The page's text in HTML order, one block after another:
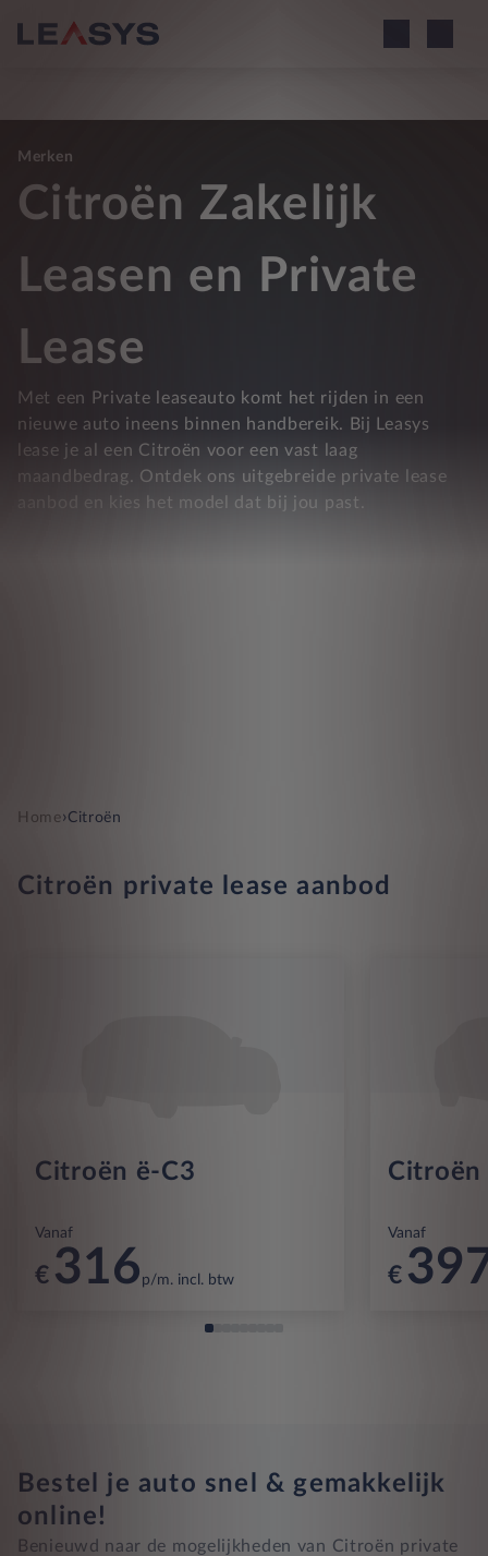
Merken
Citroën Zakelijk
Leasen en Private
Lease
Met een Private leaseauto komt het rijden in een
nieuwe auto ineens binnen handbereik. Bij Leasys
lease je al een Citroën voor een vast laag
maandbedrag. Ontdek ons uitgebreide private lease
aanbod en kies het model dat bij jou past.
Home›Citroën
Citroën private lease aanbod
Citroën ë-C3
Vanaf
€ 316 p/m. incl. btw
Citroën
Vanaf
€
Bestel je auto snel & gemakkelijk
online!
Benieuwd naar de mogelijkheden van Citroën private